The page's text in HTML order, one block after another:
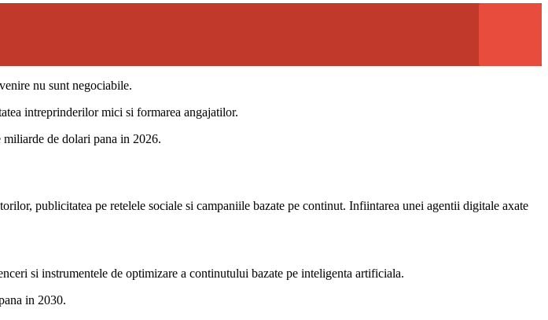
nu sunt negociabile.
intreprinderilor mici si formarea angajatilor.
miliarde de dolari pana in 2026.
publicitatea pe retelele sociale si campaniile bazate pe continut. Infiintarea unei agentii digitale axate
si instrumentele de optimizare a continutului bazate pe inteligenta artificiala.
in 2030.